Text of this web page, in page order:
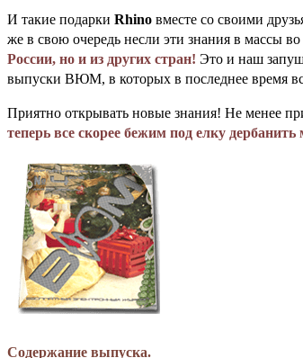
И такие подарки Rhino вместе со своими
же в свою очередь несли эти знания в массы
России, но и из других стран! Это и наш
выпуски ВЮМ, в которых в последнее время
Приятно открывать новые знания! Не менее
теперь все скорее бежим под елку
Содержание выпуска.